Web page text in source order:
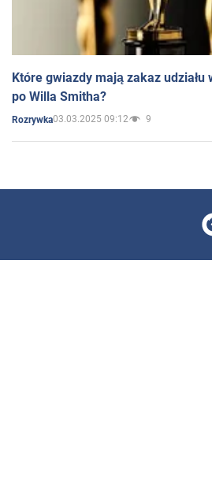
Które gwiazdy mają zakaz
po Willa Smitha?
Rozrywka03.03.2025 09:12 9